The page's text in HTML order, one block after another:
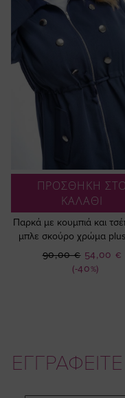
ΠΡΟΣΘΗΚΗ ΣΤΟ
ΚΑΛΑΘΙ
Παρκά με κουμπιά και
μπλε σκούρο χρώμα
(-40%)
Ειδική
Τιμή
54,00 €
90,00 €